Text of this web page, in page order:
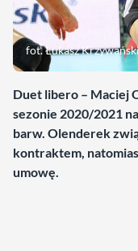
fot. Łukasz
Duet libero – Maciej
sezonie 2020/2021
barw. Olenderek
kontraktem,
umowę.